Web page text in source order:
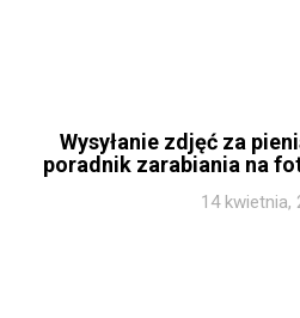
Wysyłanie zdjęć za
poradnik zarabiania na
14 kwietnia,